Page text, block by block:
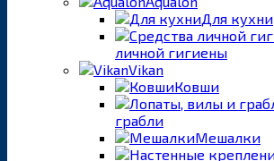
Для кухни
личной гигиены
Vikan
Ковши
грабли
Мешалки